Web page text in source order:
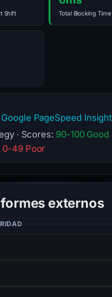
Shift Total Blocking Time
Google PageSpeed
· Scores: 90-100 Good
0-49 Poor
externos